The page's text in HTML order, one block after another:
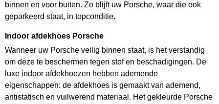
binnen en voor buiten. Zo blijft uw Porsche, waar die ook
geparkeerd staat, in topconditie.
Indoor afdekhoes Porsche
Wanneer uw Porsche veilig binnen staat, is het verstandig
om deze te beschermen tegen stof en beschadigingen. De
luxe indoor afdekhoezen hebben ademende
eigenschappen: de afdekhoes is gemaakt van ademend,
antistatisch en vuilwerend materiaal. Het gekleurde Porsche